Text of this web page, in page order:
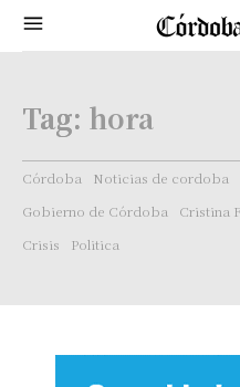
Tag: hora
Córdoba Noticias de cordoba
Gobierno de Córdoba
Cristina
Crisis
Politica